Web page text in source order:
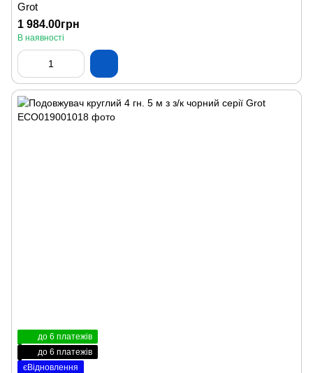
Grot
1 984.00грн
В наявності
до 6 платежів
до 6 платежів
єВідновлення